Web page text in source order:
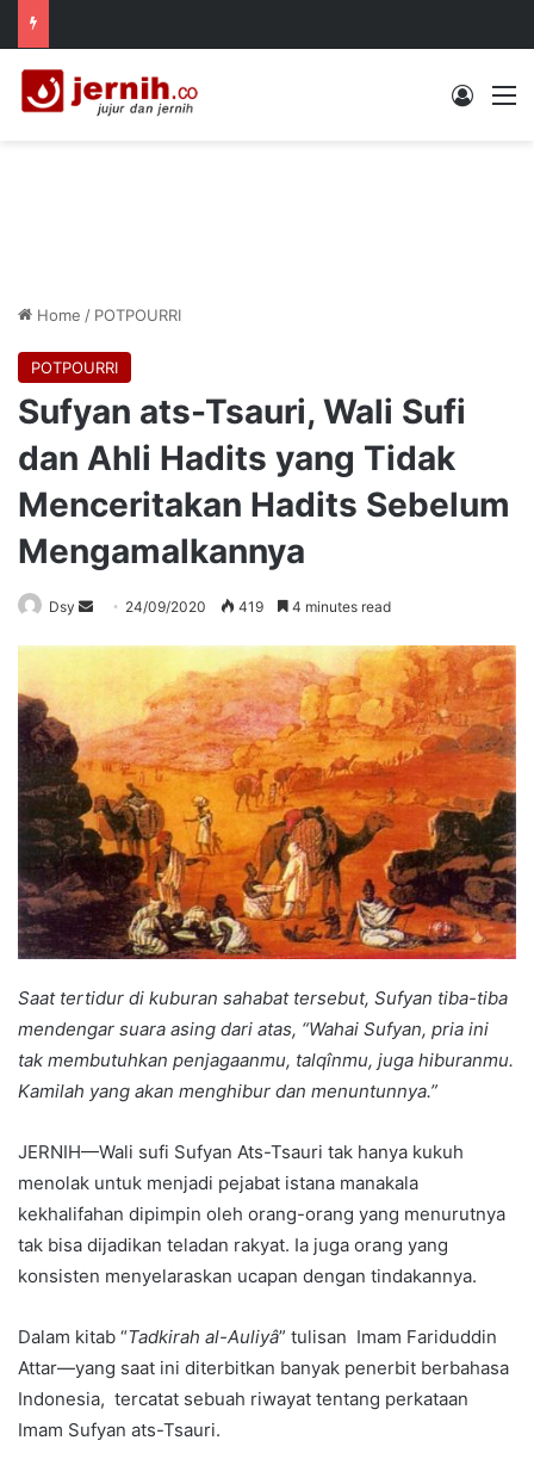
Log In
Home / POTPOURRI
POTPOURRI
Sufyan ats-Tsauri, Wali Sufi
dan Ahli Hadits yang Tidak
Menceritakan Hadits Sebelum
Mengamalkannya
Dsy
Send 24/09/2020 419 4 minutes read
Saat tertidur di kuburan sahabat tersebut, Sufyan tiba-tiba
mendengar suara asing dari atas, “Wahai Sufyan, pria ini
tak membutuhkan penjagaanmu, talqînmu, juga hiburanmu.
Kamilah yang akan menghibur dan menuntunnya.”
JERNIH—Wali sufi Sufyan Ats-Tsauri tak hanya kukuh
menolak untuk menjadi pejabat istana manakala
kekhalifahan dipimpin oleh orang-orang yang menurutnya
tak bisa dijadikan teladan rakyat. Ia juga orang yang
konsisten menyelaraskan ucapan dengan tindakannya.
Dalam kitab “Tadkirah al-Auliyâ” tulisan Imam Fariduddin
Attar—yang saat ini diterbitkan banyak penerbit berbahasa
Indonesia, tercatat sebuah riwayat tentang perkataan
Imam Sufyan ats-Tsauri.